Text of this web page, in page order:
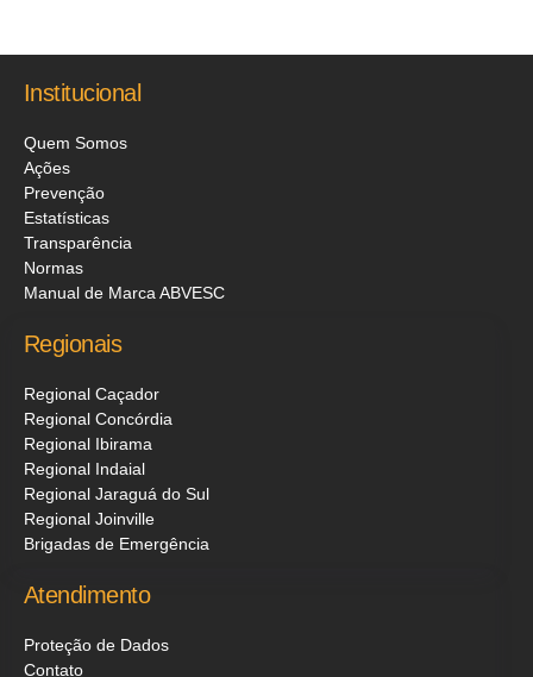
Institucional
Quem Somos
Ações
Prevenção
Estatísticas
Transparência
Normas
Manual de Marca ABVESC
Regionais
Regional Caçador
Regional Concórdia
Regional Ibirama
Regional Indaial
Regional Jaraguá do Sul
Regional Joinville
Brigadas de Emergência
Atendimento
Proteção de Dados
Contato